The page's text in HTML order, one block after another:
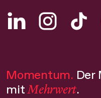
Momentum. Der
mitMehrwert.